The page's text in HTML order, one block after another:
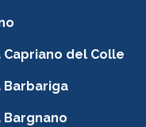
del Colle
Barbariga